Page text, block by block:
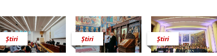
Știri Știri Știri